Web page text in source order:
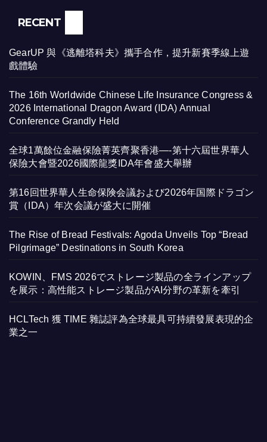
RECENT
GearUP 與《逃離塔科夫》攜手合作，提升新賽季線上遊
戲體驗
The 16th Worldwide Chinese Life Insurance Congress &
2026 International Dragon Award (IDA) Annual
Conference Grandly Held
全球1萬餘位金融保險菁英齊聚香港—-第十六屆世界華人
保險大會暨2026國際龍獎IDA年會盛大舉辦
第16回世界華人生命保険会議および2026年国際ドラゴン
賞（IDA）年次会議が盛大に開催
The Rise of Bread Festivals: Agoda Unveils Top “Bread
Pilgrimage” Destinations in South Korea
KOWIN、FMS 2026でストレージ製品の全ラインアップ
を展示：高性能ストレージ製品がAI分野の革新を牽引
HCLTech 獲 TIME 雜誌評為全球最具可持續發展表現的企
業之一